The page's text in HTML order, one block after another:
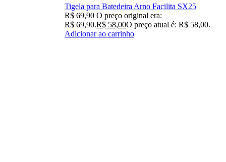
Tigela para Batedeira Arno Facilita SX25
R$69,90 O preço original era:
R$ 69,90.R$ 58,00O preço atual é: R$ 58,00.
Adicionar ao carrinho